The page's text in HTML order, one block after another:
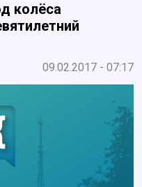
колёса
09.02.2017 - 07:17